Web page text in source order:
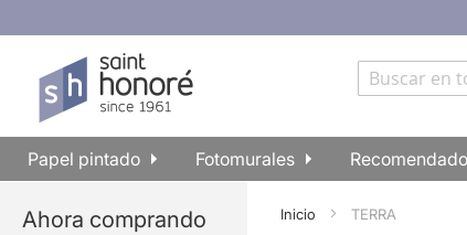
al
contenido
Papel pintado Fotomurales
Inicio TERRA
Ahora comprando